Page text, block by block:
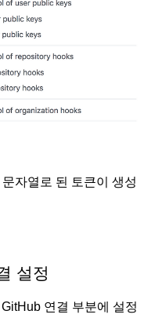
자열로 된 토큰이 생성
설정
연결 부분에 설정